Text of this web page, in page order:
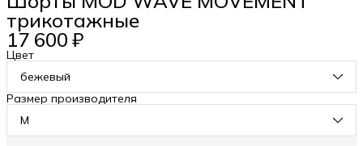
трикотажные
17 600 ₽
Цвет
бежевый
Размер производителя
M